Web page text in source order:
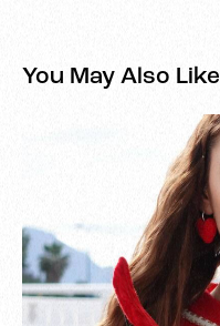
You May Also Like